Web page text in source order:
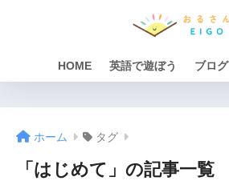
HOME 英語で遊ぼう ブログ
ホーム タグ
「はじめて」の記事一覧